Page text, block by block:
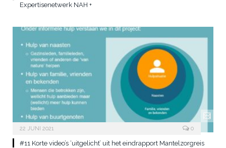
Expertisenetwerk NAH +
22 JUNI 2021 0
#11 Korte video’s ‘uitgelicht’ uit het eindrapport Mantelzorgreis